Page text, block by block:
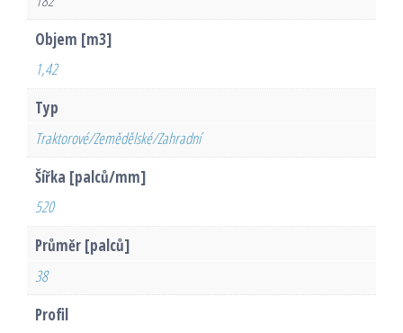
Objem [m3]
1,42
Typ
Traktorové/Zemědělské/Zahradní
Šířka [palců/mm]
520
Průměr [palců]
38
Profil